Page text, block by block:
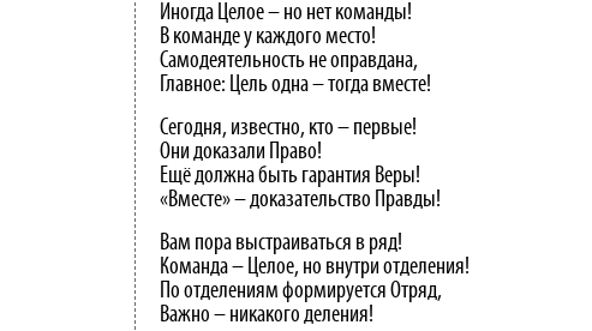
Иногда Целое – но нет команды!
В команде у каждого место!
Самодеятельность не оправдана,
Главное: Цель одна – тогда вместе!
Сегодня, известно, кто – первые!
Они доказали Право!
Ещё должна быть гарантия Веры!
«Вместе» – доказательство Правды!
Вам пора выстраиваться в ряд!
Команда – Целое, но внутри отделения!
По отделениям формируется Отряд,
Важно – никакого деления!